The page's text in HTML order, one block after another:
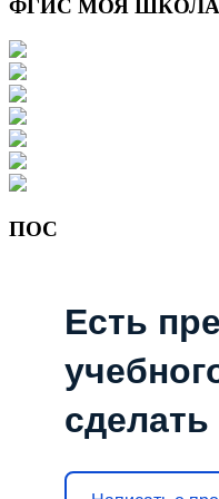
ФГИС МОЯ ШКОЛА
ПОС
Есть